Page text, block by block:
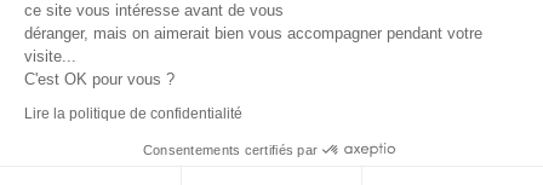
Nos installations
Contact
ce site vous intéresse avant de vous
déranger, mais on aimerait bien vous accompagner pendant votre
visite...
C'est OK pour vous ?
Lire la politique de confidentialité
Consentements certifiés par